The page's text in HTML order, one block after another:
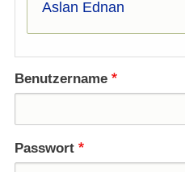
Aslan Ednan
Benutzername
Passwort